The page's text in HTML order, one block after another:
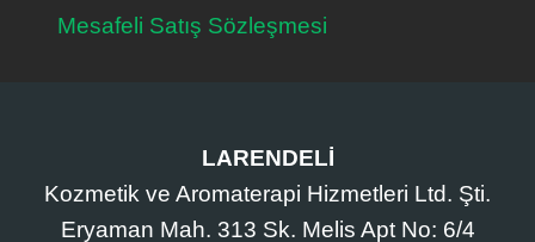
Mesafeli Satış Sözleşmesi
LARENDELİ
Kozmetik ve Aromaterapi Hizmetleri Ltd. Şti.
Eryaman Mah. 313 Sk. Melis Apt No: 6/4